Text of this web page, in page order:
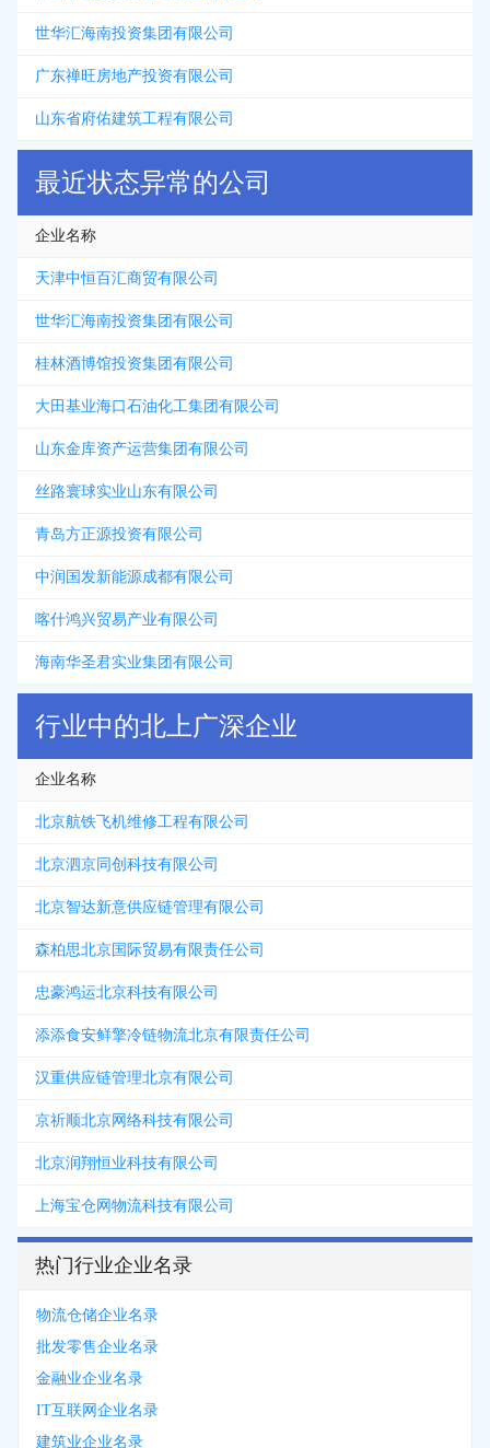
世华汇海南投资集团有限公司
广东禅旺房地产投资有限公司
山东省府佑建筑工程有限公司
最近状态异常的公司
企业名称
天津中恒百汇商贸有限公司
世华汇海南投资集团有限公司
桂林酒博馆投资集团有限公司
大田基业海口石油化工集团有限公司
山东金库资产运营集团有限公司
丝路寰球实业山东有限公司
青岛方正源投资有限公司
中润国发新能源成都有限公司
喀什鸿兴贸易产业有限公司
海南华圣君实业集团有限公司
行业中的北上广深企业
企业名称
北京航铁飞机维修工程有限公司
北京泗京同创科技有限公司
北京智达新意供应链管理有限公司
森柏思北京国际贸易有限责任公司
忠豪鸿运北京科技有限公司
添添食安鲜擎冷链物流北京有限责任公司
汉重供应链管理北京有限公司
京祈顺北京网络科技有限公司
北京润翔恒业科技有限公司
上海宝仓网物流科技有限公司
热门行业企业名录
物流仓储企业名录
批发零售企业名录
金融业企业名录
IT互联网企业名录
建筑业企业名录